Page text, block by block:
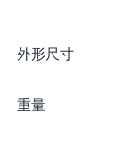
外形尺寸
重量